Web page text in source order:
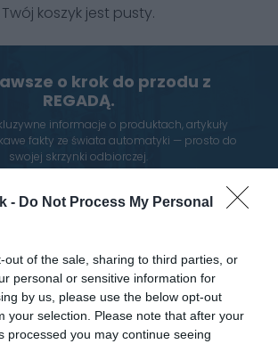
- Do Not Process My Personal
out of the sale, sharing to third parties, or
personal or sensitive information for
by us, please use the below opt-out
your selection. Please note that after your
processed you may continue seeing
Twój koszyk jest pusty.
o krok do przodu z
REGADĄ.
informacje o produktach, artykuły
fakty ze świata automatyki — prosto do
swojej skrzynki odbiorczej.
newslettera, aby nie przegapić niczego
przetwarzanie danych osobowych.Polityka